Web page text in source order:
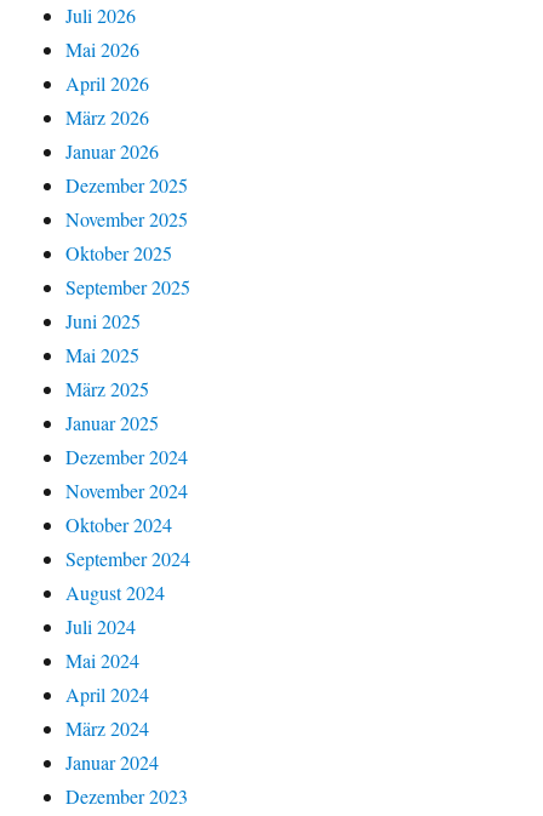
Juli 2026
Mai 2026
April 2026
März 2026
Januar 2026
Dezember 2025
November 2025
Oktober 2025
September 2025
Juni 2025
Mai 2025
März 2025
Januar 2025
Dezember 2024
November 2024
Oktober 2024
September 2024
August 2024
Juli 2024
Mai 2024
April 2024
März 2024
Januar 2024
Dezember 2023